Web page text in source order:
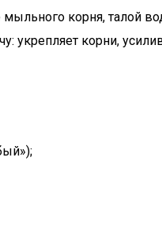
корня, талой
корни,